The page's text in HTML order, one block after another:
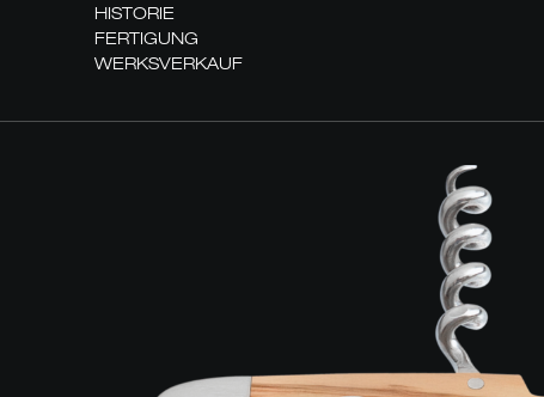
HISTORIE
FERTIGUNG
WERKSVERKAUF